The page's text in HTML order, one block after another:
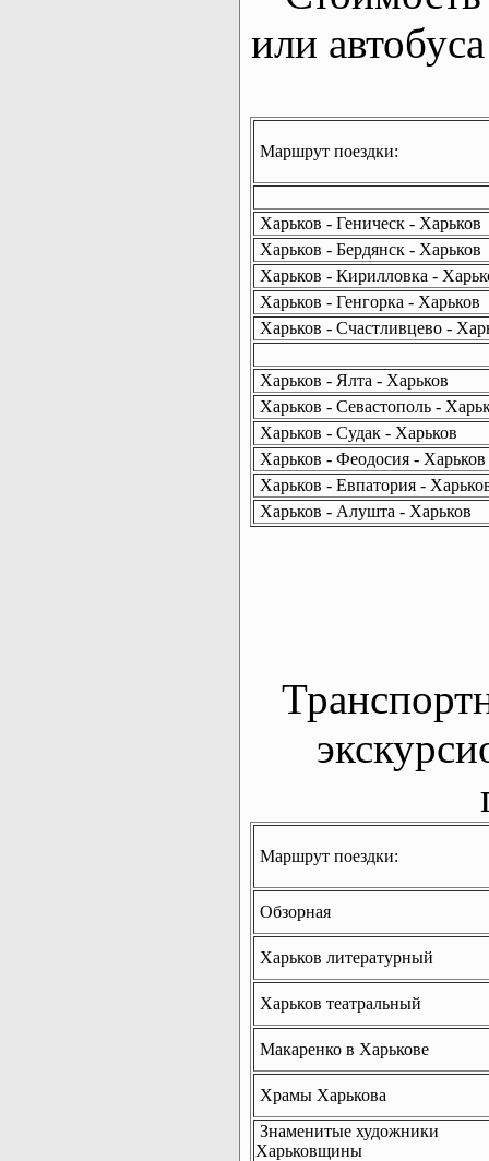
или
Маршрут поездки:
Харьков - Геническ - Харьков
Харьков - Бердянск - Харьков
Харьков - Кирилловка -
Харьков - Генгорка - Харьков
Харьков - Счастливцево -
Харьков - Ялта - Харьков
Харьков - Севастополь -
Харьков - Судак - Харьков
Харьков - Феодосия - Харьков
Харьков - Евпатория -
Харьков - Алушта - Харьков
Маршрут поездки:
Обзорная
Харьков литературный
Харьков театральный
Макаренко в Харькове
Храмы Харькова
Знаменитые художники
Харьковщины